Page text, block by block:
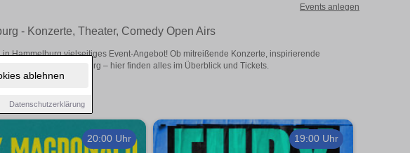
ablehnen
Datenschutzerklärung
Events anlegen
- Konzerte, Theater, Comedy Open Airs
Hammelburg vielseitiges Event-Angebot! Ob mitreißende Konzerte, inspirierende
in Hammelburg – hier finden alles im Überblick und Tickets.
20:00 Uhr 19:00 Uhr